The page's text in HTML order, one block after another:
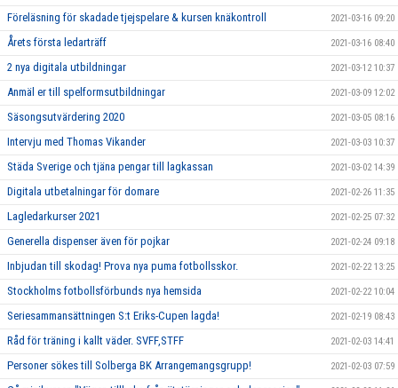
Föreläsning för skadade tjejspelare & kursen knäkontroll 2021-03-16 09:20
Årets första ledarträff 2021-03-16 08:40
2 nya digitala utbildningar 2021-03-12 10:37
Anmäl er till spelformsutbildningar 2021-03-09 12:02
Säsongsutvärdering 2020 2021-03-05 08:16
Intervju med Thomas Vikander 2021-03-03 10:37
Städa Sverige och tjäna pengar till lagkassan 2021-03-02 14:39
Digitala utbetalningar för domare 2021-02-26 11:35
Lagledarkurser 2021 2021-02-25 07:32
Generella dispenser även för pojkar 2021-02-24 09:18
Inbjudan till skodag! Prova nya puma fotbollsskor. 2021-02-22 13:25
Stockholms fotbollsförbunds nya hemsida 2021-02-22 10:04
Seriesammansättningen S:t Eriks-Cupen lagda! 2021-02-19 08:43
Råd för träning i kallt väder. SVFF,STFF 2021-02-03 14:41
Personer sökes till Solberga BK Arrangemangsgrupp! 2021-02-03 07:59